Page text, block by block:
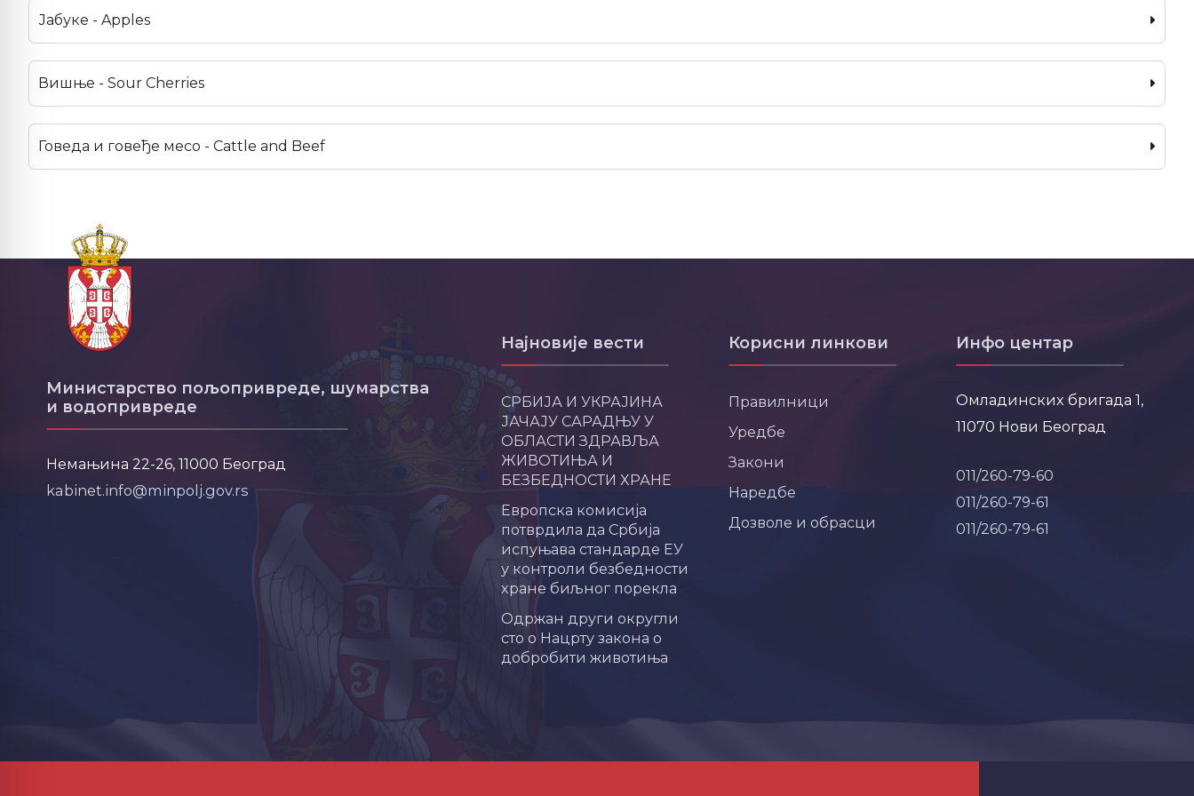
Јабуке - Apples
Вишње - Sour Cherries
Говеда и говеђе месо - Cattle and Beef
Министарство пољопривреде, шумарства
и водопривреде
Немањина 22-26, 11000 Београд
kabinet.info@minpolj.gov.rs
Најновије вести
СРБИЈА И УКРАЈИНА
ЈАЧАЈУ САРАДЊУ У
ОБЛАСТИ ЗДРАВЉА
ЖИВОТИЊА И
БЕЗБЕДНОСТИ ХРАНЕ
Европска комисија
потврдила да Србија
испуњава стандарде ЕУ
у контроли безбедности
хране биљног порекла
Одржан други округли
сто о Нацрту закона о
добробити животиња
Корисни линкови
Правилници
Уредбе
Закони
Наредбе
Дозволе и обрасци
Инфо центар
Омладинских бригада 1,
11070 Нови Београд
011/260-79-60
011/260-79-61
011/260-79-61